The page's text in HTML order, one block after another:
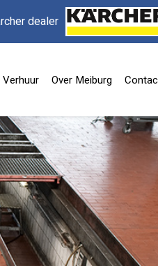
dealer
Verhuur Over Meiburg